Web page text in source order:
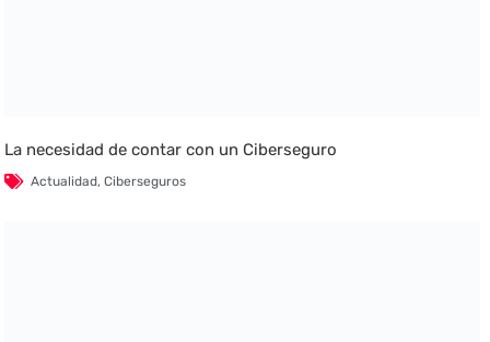
La necesidad de contar con un Ciberseguro
Actualidad,Ciberseguros